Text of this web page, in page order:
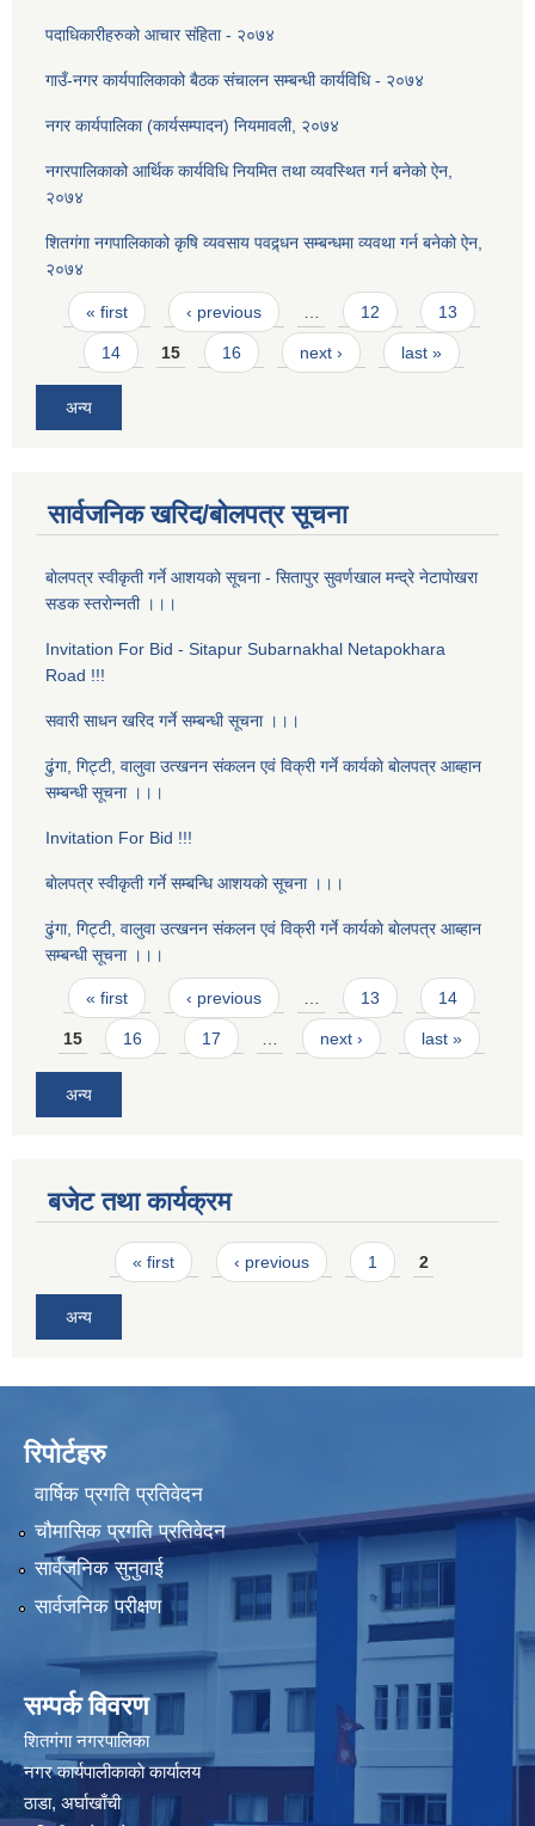
पदाधिकारीहरुको आचार संहिता - २०७४
गाउँ-नगर कार्यपालिकाको बैठक संचालन सम्बन्धी कार्यविधि - २०७४
नगर कार्यपालिका (कार्यसम्पादन) नियमावली, २०७४
नगरपालिकाको आर्थिक कार्यविधि नियमित तथा व्यवस्थित गर्न बनेको ऐन,
२०७४
शितगंगा नगपालिकाको कृषि व्यवसाय पवद्र्धन सम्बन्धमा व्यवथा गर्न बनेको ऐन,
२०७४
Pages
« first ‹ previous 12 13
14 15 16 next › last »
अन्य
सार्वजनिक खरिद/बोलपत्र सूचना
बाेलपत्र स्वीकृती गर्ने आशयकाे सूचना - सितापुर सुवर्णखाल मन्द्रे नेटापाेखरा
सडक स्तराेन्नती ।।।
Invitation For Bid - Sitapur Subarnakhal Netapokhara
Road !!!
सवारी साधन खरिद गर्ने सम्बन्धी सूचना ।।।
ढुंगा, गिट्टी, वालुवा उत्खनन संकलन एवं विक्री गर्ने कार्यकाे बाेलपत्र आब्हान
सम्बन्धी सूचना ।।।
Invitation For Bid !!!
बाेलपत्र स्वीकृती गर्ने सम्बन्धि आशयकाे सूचना ।।।
ढुंगा, गिट्टी, वालुवा उत्खनन संकलन एवं विक्री गर्ने कार्यकाे बाेलपत्र आब्हान
सम्बन्धी सूचना ।।।
Pages
« first ‹ previous … 13 14
15 16 17 … next › last »
अन्य
बजेट तथा कार्यक्रम
Pages« first ‹ previous 1 2
अन्य
रिपोर्टहरु
वार्षिक प्रगति प्रतिवेदन
चौमासिक प्रगति प्रतिवेदन
सार्वजनिक सुनुवाई
सार्वजनिक परीक्षण
सम्पर्क विवरण
शितगंगा नगरपालिका
नगर कार्यपालीकाकाे कार्यालय
ठाडा, अर्घाखाँची